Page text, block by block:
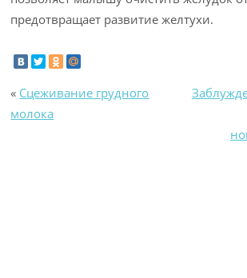
предотвращает развитие желтухи.
« Сцеживание грудного
молока